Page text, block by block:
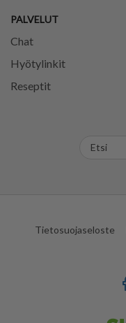
PALVELUT
Chat
Hyötylinkit
Reseptit
Tietosuojaseloste